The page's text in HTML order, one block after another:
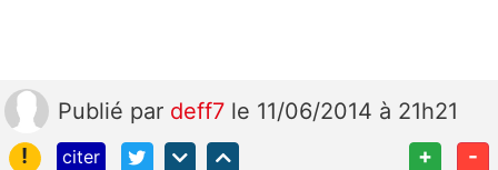
Publié par deff7 le 11/06/2014 à 21h21
!
citer + -